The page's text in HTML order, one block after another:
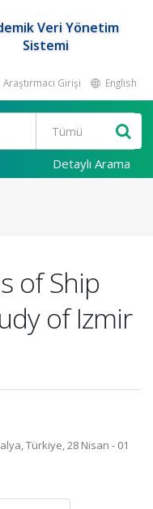
Veri Yönetim
Sistemi
Araştırmacı Girişi English
Detaylı Arama
of Ship
of Izmir
Türkiye, 28 Nisan - 01